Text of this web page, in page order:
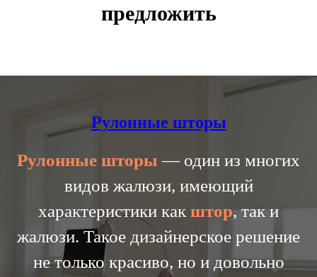
предложить
Рулонные шторы
Рулонные шторы — один из многих
видов жалюзи, имеющий
характеристики как штор, так и
жалюзи. Такое дизайнерское решение
не только красиво, но и довольно